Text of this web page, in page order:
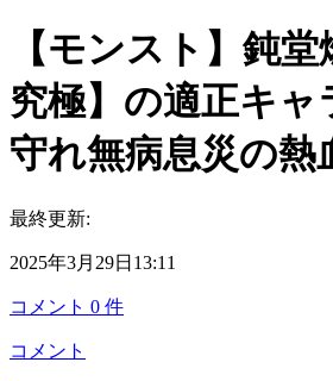
【モンスト】鈍
究極】の適正キャ
守れ無病息災の熱
最終更新:
2025年3月29日13:11
コメント 0 件
コメント